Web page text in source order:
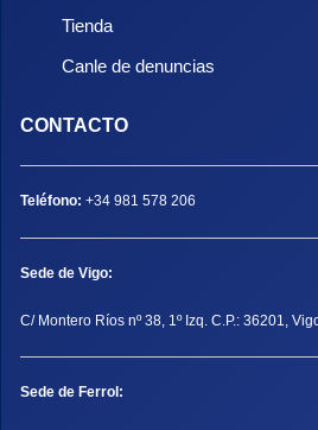
Tienda
Canle de denuncias
CONTACTO
Teléfono: +34 981 578 206
Sede de Vigo:
C/ Montero Ríos nº 38, 1º Izq. C.P.: 36201,
Sede de Ferrol: